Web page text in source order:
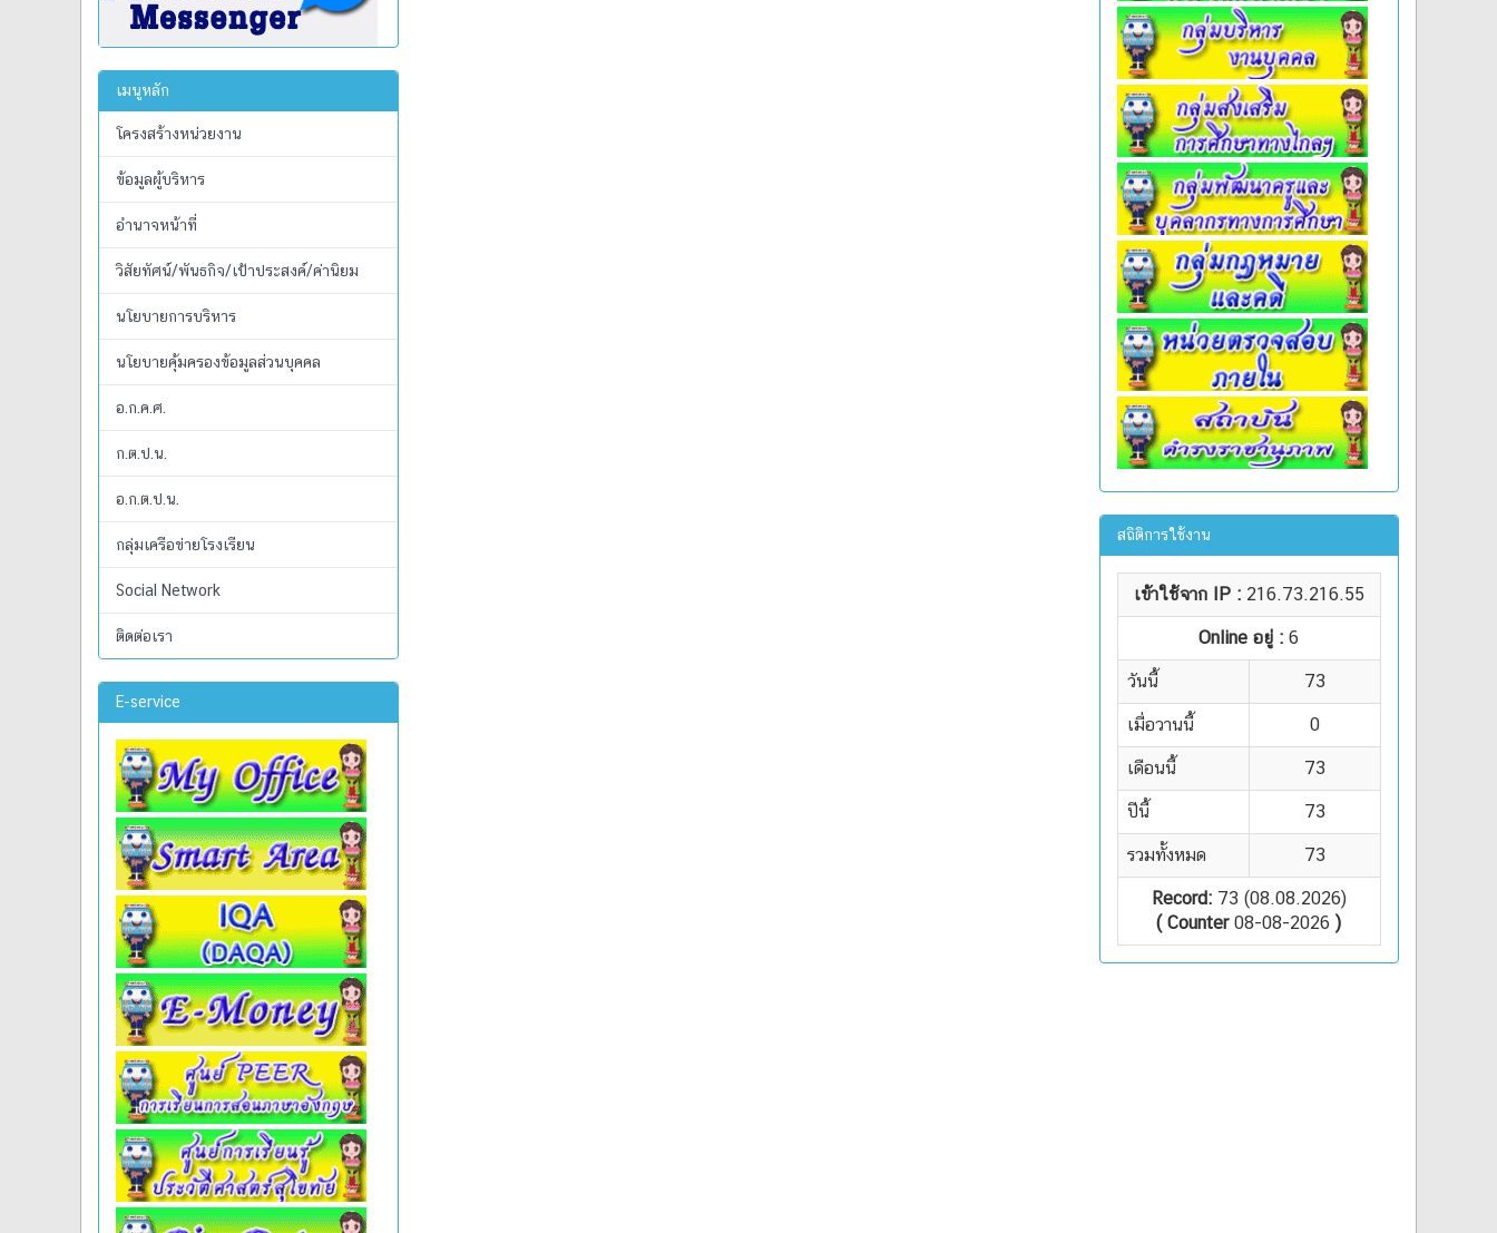
เมนูหลัก
โครงสร้างหน่วยงาน
ข้อมูลผู้บริหาร
อำนาจหน้าที่
วิสัยทัศน์/พันธกิจ/เป้าประสงค์/ค่านิยม
นโยบายการบริหาร
นโยบายคุ้มครองข้อมูลส่วนบุคคล
อ.ก.ค.ศ.
ก.ต.ป.น.
อ.ก.ต.ป.น.
กลุ่มเครือข่ายโรงเรียน
Social Network
ติดต่อเรา
E-service
สถิติการใช้งาน
เข้าใช้จาก IP : 216.73.216.55
Online อยู่ :6
วันนี้ 73
เมื่อวานนี้ 0
เดือนนี้ 73
ปีนี้ 73
รวมทั้งหมด 73
Record:73 (08.08.2026)
( Counter08-08-2026 )